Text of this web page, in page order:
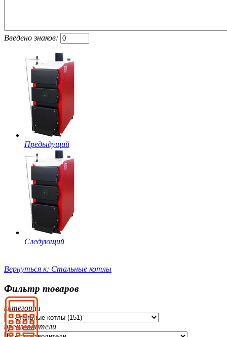
Введено знаков:
Предыдущий
Следующий
Вернуться к: Стальные котлы
Фильтр товаров
категории
производители